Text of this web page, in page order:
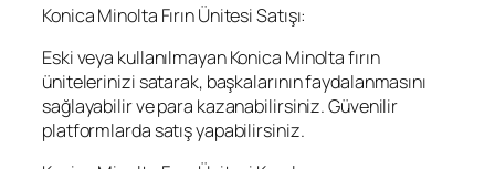
Konica Minolta Fırın Ünitesi Satışı:
Eski veya kullanılmayan Konica Minolta fırın
ünitelerinizi satarak, başkalarının faydalanmasını
sağlayabilir ve para kazanabilirsiniz. Güvenilir
platformlarda satış yapabilirsiniz.